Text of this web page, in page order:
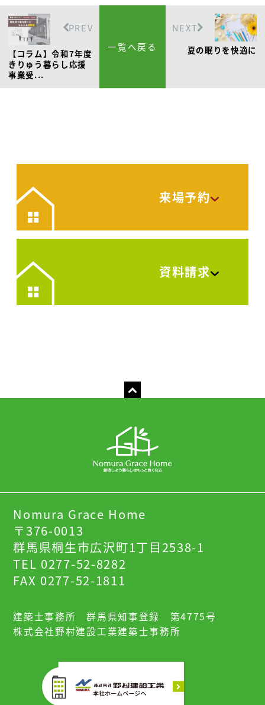
PREV
【コラム】令和7年度
きりゅう暮らし応援
事業受...
一覧へ戻る
NEXT
夏の眠りを快適に
来場予約
資料請求
Nomura Grace Home
〒376-0013
群馬県桐生市広沢町1丁目2538-1
TEL 0277-52-8282
FAX 0277-52-1811
建築士事務所 群馬県知事登録 第4775号
株式会社野村建設工業建築士事務所